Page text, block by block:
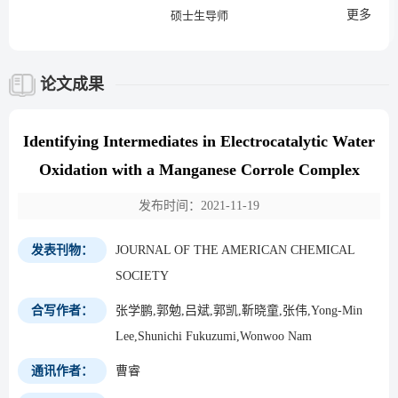
硕士生导师 更多
论文成果
Identifying Intermediates in Electrocatalytic Water
Oxidation with a Manganese Corrole Complex
发布时间：2021-11-19
发表刊物：
JOURNAL OF THE AMERICAN CHEMICAL
SOCIETY
合写作者：
张学鹏,郭勉,吕斌,郭凯,靳晓童,张伟,Yong-Min
Lee,Shunichi Fukuzumi,Wonwoo Nam
通讯作者： 曹睿